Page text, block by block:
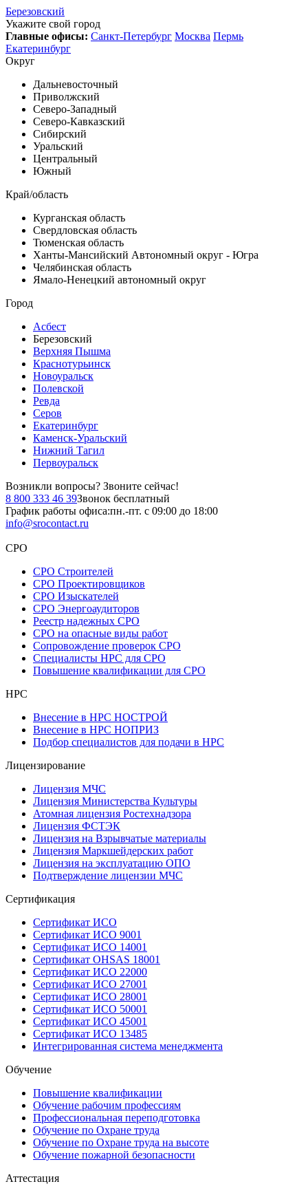
Березовский
Укажите свой город
Главные офисы: Санкт-Петербург Москва Пермь
Екатеринбург
Округ
Дальневосточный
Приволжский
Северо-Западный
Северо-Кавказский
Сибирский
Уральский
Центральный
Южный
Край/область
Курганская область
Свердловская область
Тюменская область
Ханты-Мансийский Автономный округ - Югра
Челябинская область
Ямало-Ненецкий автономный округ
Город
Асбест
Березовский
Верхняя Пышма
Краснотурьинск
Новоуральск
Полевской
Ревда
Серов
Екатеринбург
Каменск-Уральский
Нижний Тагил
Первоуральск
Возникли вопросы? Звоните сейчас!
8 800 333 46 39Звонок бесплатный
График работы офиса:пн.-пт. с 09:00 до 18:00
info@srocontact.ru
СРО
СРО Строителей
СРО Проектировщиков
СРО Изыскателей
СРО Энергоаудиторов
Реестр надежных СРО
СРО на опасные виды работ
Сопровождение проверок СРО
Специалисты НРС для СРО
Повышение квалификации для СРО
НРС
Внесение в НРС НОСТРОЙ
Внесение в НРС НОПРИЗ
Подбор специалистов для подачи в НРС
Лицензирование
Лицензия МЧС
Лицензия Министерства Культуры
Атомная лицензия Ростехнадзора
Лицензия ФСТЭК
Лицензия на Взрывчатые материалы
Лицензия Маркшейдерских работ
Лицензия на эксплуатацию ОПО
Подтверждение лицензии МЧС
Сертификация
Сертификат ИСО
Сертификат ИСО 9001
Сертификат ИСО 14001
Сертификат OHSAS 18001
Сертификат ИСО 22000
Сертификат ИСО 27001
Сертификат ИСО 28001
Сертификат ИСО 50001
Сертификат ИСО 45001
Сертификат ИСО 13485
Интегрированная система менеджмента
Обучение
Повышение квалификации
Обучение рабочим профессиям
Профессиональная переподготовка
Обучение по Охране труда
Обучение по Охране труда на высоте
Обучение пожарной безопасности
Аттестация